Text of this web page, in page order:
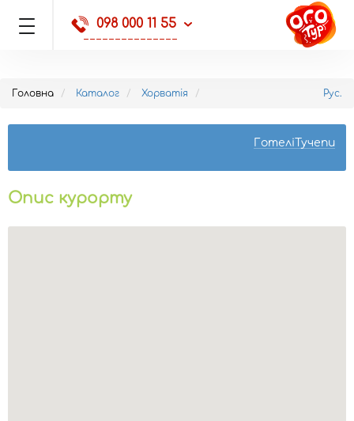
098 000 11 55
Головна Каталог Хорватія Рус.
ГотеліТучепи
Опис курорту